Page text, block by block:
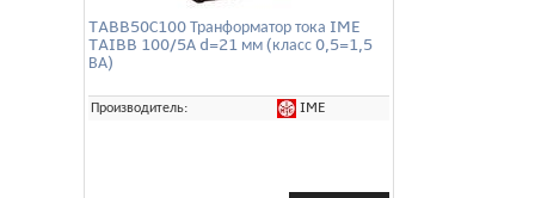
TABB50С100 Транформатор тока IME
TAIBB 100/5А d=21 мм (класс 0,5=1,5
ВА)
Производитель: IME